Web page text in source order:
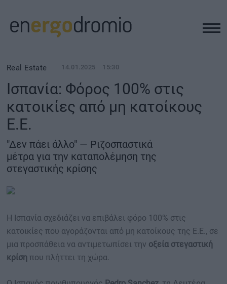
ΥΠΟΔΟΜΕΣ
REAL ESTATE
ΠΕΡΙΒΑΛΛΟΝ
ΕΝΕΡΓΕΙΑ
ΜΕΤΑΦΟΡΕΣ - ΗΛΕΚΤΡΟΚΙΝΗΣΗ
ΨΗΦΙΑΚΟΣ ΚΟΣΜΟΣ
ΟΙΚΟΝΟΜΙΑ - ΕΠΙΧΕΙΡΗΣΕΙΣ
MY PROPERTY
Real Estate 14.01.2025 15:30
Ισπανία: Φόρος 100% στις
κατοικίες από μη κατοίκους
Ε.Ε.
"Δεν πάει άλλο" — Ριζοσπαστικά
μέτρα για την καταπολέμηση της
στεγαστικής κρίσης
Η Ισπανία σχεδιάζει να επιβάλει φόρο 100% στις
κατοικίες που αγοράζονται από μη κατοίκους της Ε.Ε., σε
μια προσπάθεια να αντιμετωπίσει την οξεία στεγαστική
κρίση που πλήττει τη χώρα.